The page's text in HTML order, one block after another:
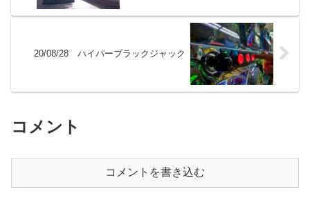
20/08/28 ハイパーブラックジャック
コメント
コメントを書き込む